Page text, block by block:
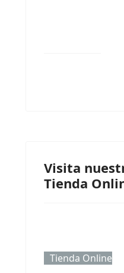
Visita
Tienda
Tienda Online